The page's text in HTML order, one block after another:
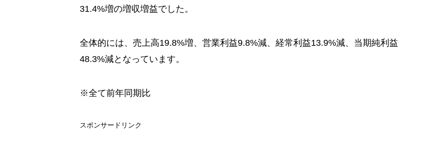
31.4%増の増収増益でした。
全体的には、売上高19.8%増、営業利益9.8%減、経常利益13.9%減、当期純利益
48.3%減となっています。
※全て前年同期比
スポンサードリンク